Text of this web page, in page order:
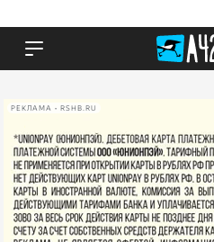
РЕКЛАМА • RSHB.RU